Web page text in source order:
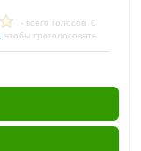
- всего голосов: 0
, чтобы проголосовать